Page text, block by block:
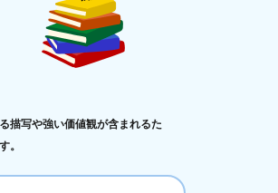
描写や強い価値観が含まれるた
。